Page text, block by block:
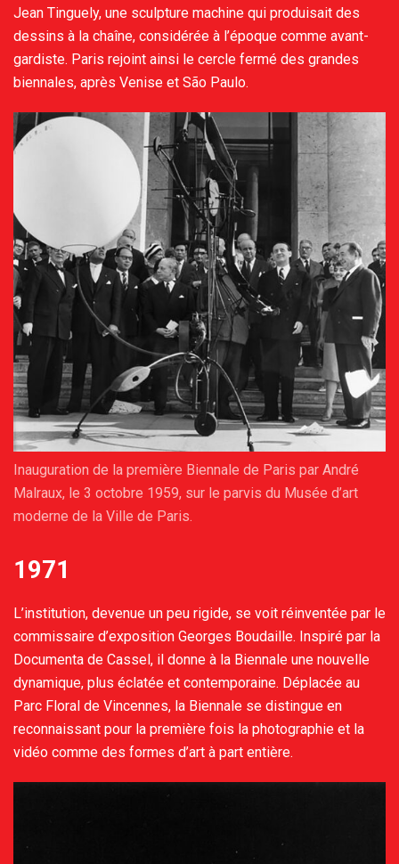
Jean Tinguely, une sculpture machine qui produisait des
dessins à la chaîne, considérée à l’époque comme avant-
gardiste. Paris rejoint ainsi le cercle fermé des grandes
biennales, après Venise et São Paulo.
Inauguration de la première Biennale de Paris par André
Malraux, le 3 octobre 1959, sur le parvis du Musée d’art
moderne de la Ville de Paris.
1971
L’institution, devenue un peu rigide, se voit réinventée par le
commissaire d’exposition Georges Boudaille. Inspiré par la
Documenta de Cassel, il donne à la Biennale une nouvelle
dynamique, plus éclatée et contemporaine. Déplacée au
Parc Floral de Vincennes, la Biennale se distingue en
reconnaissant pour la première fois la photographie et la
vidéo comme des formes d’art à part entière.